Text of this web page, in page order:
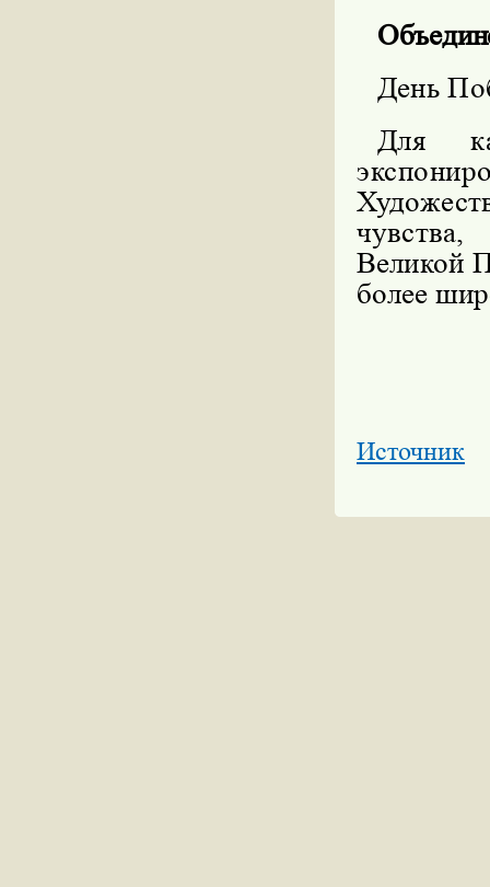
День
Для
Великой
более
Источник